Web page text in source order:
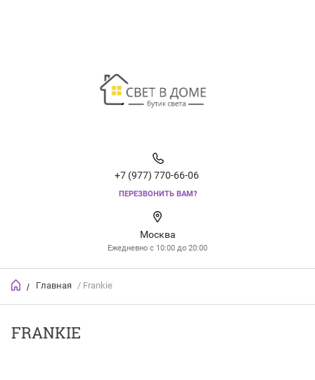
+7 (977) 770-66-06
ПЕРЕЗВОНИТЬ ВАМ?
Москва
Ежедневно с 10:00 до 20:00
/ Главная / Frankie
FRANKIE